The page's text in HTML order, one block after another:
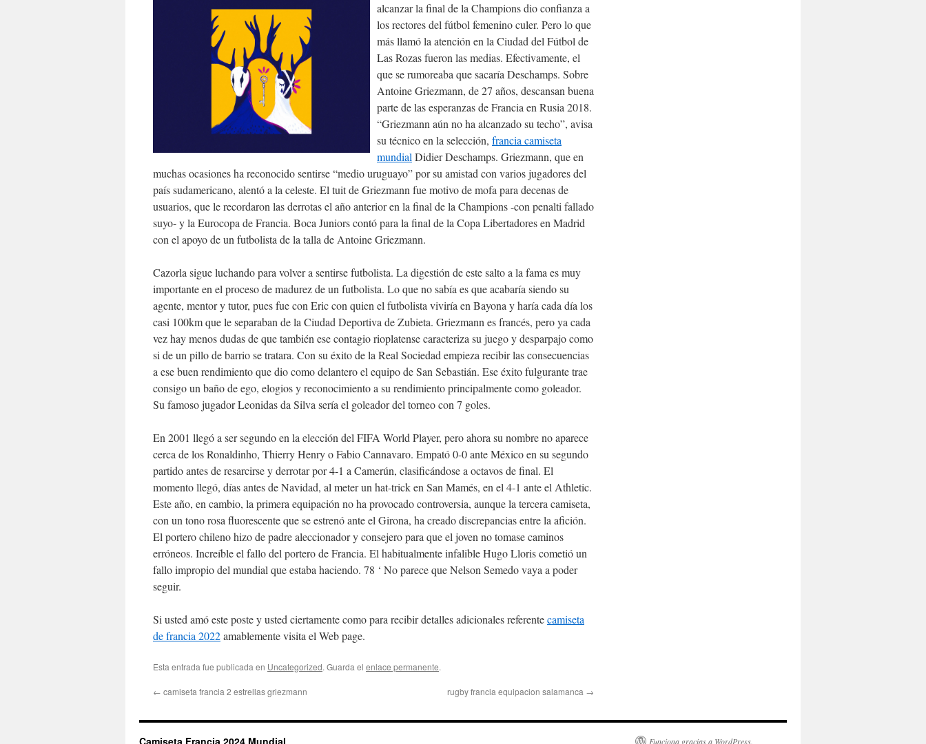
alcanzar la final de la Champions dio confianza a
los rectores del fútbol femenino culer. Pero lo que
más llamó la atención en la Ciudad del Fútbol de
Las Rozas fueron las medias. Efectivamente, el
que se rumoreaba que sacaría Deschamps. Sobre
Antoine Griezmann, de 27 años, descansan buena
parte de las esperanzas de Francia en Rusia 2018.
“Griezmann aún no ha alcanzado su techo”, avisa
su técnico en la selección, francia camiseta
mundial Didier Deschamps. Griezmann, que en
muchas ocasiones ha reconocido sentirse “medio uruguayo” por su amistad con varios jugadores del
país sudamericano, alentó a la celeste. El tuit de Griezmann fue motivo de mofa para decenas de
usuarios, que le recordaron las derrotas el año anterior en la final de la Champions -con penalti fallado
suyo- y la Eurocopa de Francia. Boca Juniors contó para la final de la Copa Libertadores en Madrid
con el apoyo de un futbolista de la talla de Antoine Griezmann.
Cazorla sigue luchando para volver a sentirse futbolista. La digestión de este salto a la fama es muy
importante en el proceso de madurez de un futbolista. Lo que no sabía es que acabaría siendo su
agente, mentor y tutor, pues fue con Eric con quien el futbolista viviría en Bayona y haría cada día los
casi 100km que le separaban de la Ciudad Deportiva de Zubieta. Griezmann es francés, pero ya cada
vez hay menos dudas de que también ese contagio rioplatense caracteriza su juego y desparpajo como
si de un pillo de barrio se tratara. Con su éxito de la Real Sociedad empieza recibir las consecuencias
a ese buen rendimiento que dio como delantero el equipo de San Sebastián. Ese éxito fulgurante trae
consigo un baño de ego, elogios y reconocimiento a su rendimiento principalmente como goleador.
Su famoso jugador Leonidas da Silva sería el goleador del torneo con 7 goles.
En 2001 llegó a ser segundo en la elección del FIFA World Player, pero ahora su nombre no aparece
cerca de los Ronaldinho, Thierry Henry o Fabio Cannavaro. Empató 0-0 ante México en su segundo
partido antes de resarcirse y derrotar por 4-1 a Camerún, clasificándose a octavos de final. El
momento llegó, días antes de Navidad, al meter un hat-trick en San Mamés, en el 4-1 ante el Athletic.
Este año, en cambio, la primera equipación no ha provocado controversia, aunque la tercera camiseta,
con un tono rosa fluorescente que se estrenó ante el Girona, ha creado discrepancias entre la afición.
El portero chileno hizo de padre aleccionador y consejero para que el joven no tomase caminos
erróneos. Increíble el fallo del portero de Francia. El habitualmente infalible Hugo Lloris cometió un
fallo impropio del mundial que estaba haciendo. 78 ‘ No parece que Nelson Semedo vaya a poder
seguir.
Si usted amó este poste y usted ciertamente como para recibir detalles adicionales referentecamiseta
de francia 2022amablemente visita el Web page.
Esta entrada fue publicada en Uncategorized. Guarda el enlace permanente.
← camiseta francia 2 estrellas griezmann rugby francia equipacion salamanca →
Camiseta Francia 2024 Mundial Funciona gracias a WordPress.